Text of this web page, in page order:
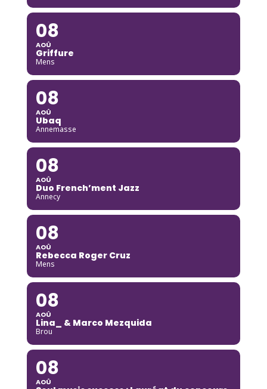
08
AOÛ
Griffure
Mens
08
AOÛ
Ubaq
Annemasse
08
AOÛ
Duo French’ment Jazz
Annecy
08
AOÛ
Rebecca Roger Cruz
Mens
08
AOÛ
Lina_ & Marco Mezquida
Brou
08
AOÛ